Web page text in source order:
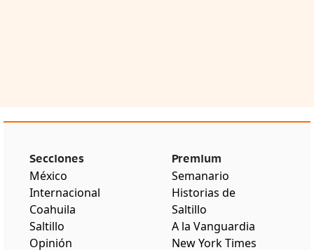
Secciones
México
Internacional
Coahuila
Saltillo
Opinión
Premium
Semanario
Historias de
Saltillo
A la Vanguardia
New York Times